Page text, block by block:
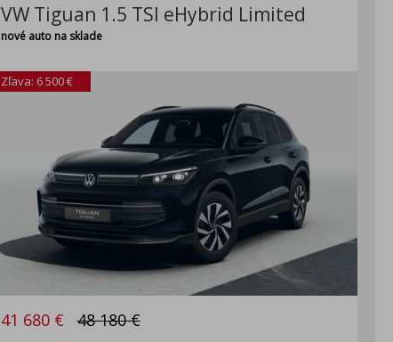
VW Tiguan 1.5 TSI eHybrid Limited
nové auto na sklade
Zľava: 6 500 €
41 680 € 48 180 €